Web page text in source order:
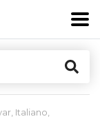
, Italiano,